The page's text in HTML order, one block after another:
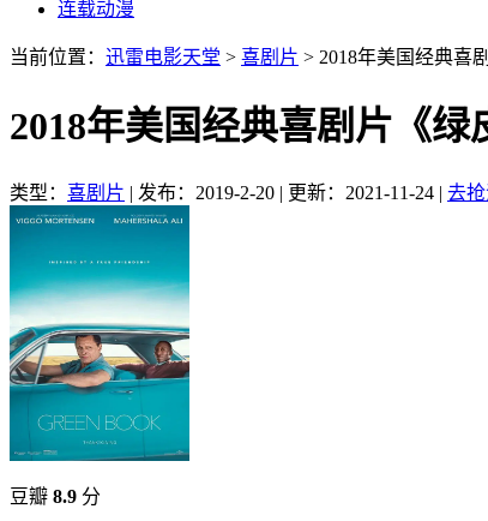
连载动漫
当前位置： 迅雷电影天堂 > 喜剧片 > 2018年美国经典喜
2018年美国经典喜剧片《
类型： 喜剧片 | 发布：2019-2-20 | 更新：2021-11-24 | 去
豆瓣 8.9 分